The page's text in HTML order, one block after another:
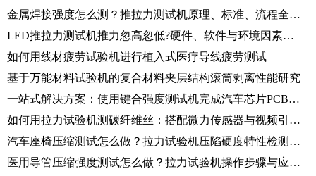
金属焊接强度怎么测？推拉力测试机原理、标准、流程全解读
LED推拉力测试机推力忽高忽低?硬件、软件与环境因素全解析
如何用线材疲劳试验机进行植入式医疗导线疲劳测试
基于万能材料试验机的复合材料夹层结构滚筒剥离性能研究
一站式解决方案：使用键合强度测试机完成汽车芯片PCB板强度测试
如何用拉力试验机测碳纤维丝：搭配微力传感器与视频引伸计的应用案例
汽车座椅压缩测试怎么做？拉力试验机压陷硬度特性检测全流程解析
医用导管压缩强度测试怎么做？拉力试验机操作步骤与应用详解